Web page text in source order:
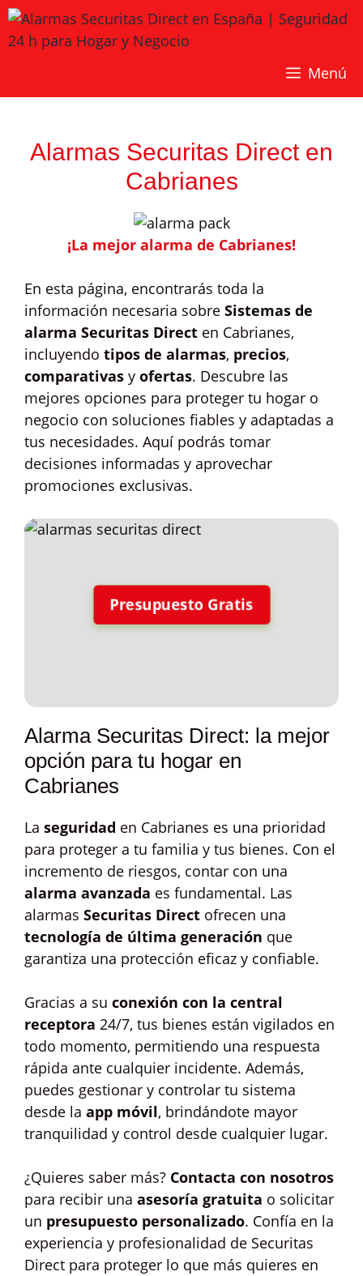
Saltar
al
contenido
Menú
Alarmas Securitas Direct en
Cabrianes
¡La mejor alarma de Cabrianes!
En esta página, encontrarás toda la
información necesaria sobre Sistemas de
alarma Securitas Direct en Cabrianes,
incluyendo tipos de alarmas, precios,
comparativas y ofertas. Descubre las
mejores opciones para proteger tu hogar o
negocio con soluciones fiables y adaptadas a
tus necesidades. Aquí podrás tomar
decisiones informadas y aprovechar
promociones exclusivas.
Presupuesto Gratis
Alarma Securitas Direct: la mejor
opción para tu hogar en
Cabrianes
La seguridad en Cabrianes es una prioridad
para proteger a tu familia y tus bienes. Con el
incremento de riesgos, contar con una
alarma avanzada es fundamental. Las
alarmas Securitas Direct ofrecen una
tecnología de última generación que
garantiza una protección eficaz y confiable.
Gracias a su conexión con la central
receptora 24/7, tus bienes están vigilados en
todo momento, permitiendo una respuesta
rápida ante cualquier incidente. Además,
puedes gestionar y controlar tu sistema
desde la app móvil, brindándote mayor
tranquilidad y control desde cualquier lugar.
¿Quieres saber más? Contacta con nosotros
para recibir una asesoría gratuita o solicitar
un presupuesto personalizado. Confía en la
experiencia y profesionalidad de Securitas
Direct para proteger lo que más quieres en